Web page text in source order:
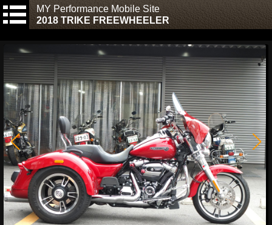
MY Performance Mobile Site
2018 TRIKE FREEWHEELER